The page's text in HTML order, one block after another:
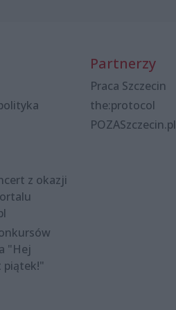
z okazji
"Hej
piątek!"
Partnerzy
Praca Szczecin
the:protocol
POZASzczecin.pl